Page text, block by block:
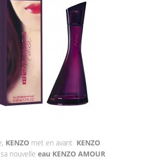
KENZO met en avant KENZO
nouvelle eau KENZO AMOUR